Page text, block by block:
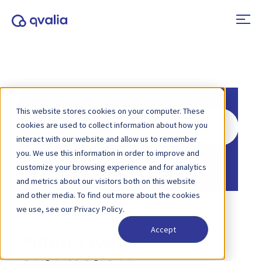
This website stores cookies on your computer. These
cookies are used to collect information about how you
interact with our website and allow us to remember
you. We use this information in order to improve and
customize your browsing experience and for analytics
and metrics about our visitors both on this website
and other media. To find out more about the cookies
we use, see our Privacy Policy.
Accept
Hae
Etusivu Tietopankki Yleistä
Miten Qvalia